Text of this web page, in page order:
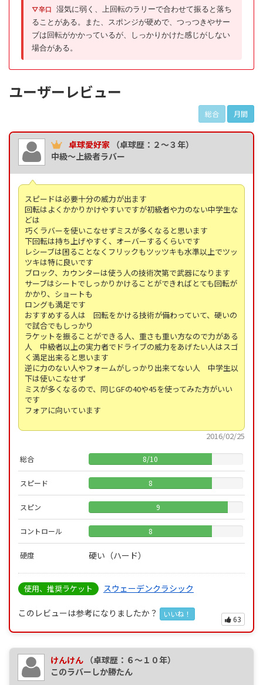
▽辛口
湿気に弱く、上回転のラリーで合わせて振ると落ち
ることがある。また、スポンジが硬めで、つっつきやサー
ブは回転がかかっているが、しっかりかけた感じがしない
場合がある。
ユーザーレビュー
総合 月間
卓球愛好家 （卓球歴：２～３年）
中級～上級者ラバー
スピードは必要十分の威力が出ます
回転はよくかかりかけやすいですが初級者や力のない中学生な
どは
巧くラバーを使いこなせずミスが多くなると思います
下回転は持ち上げやすく、オーバーするくらいです
レシーブは困ることなくフリックもツッツキも水準以上でツッ
ツキは特に良いです
ブロック、カウンターは使う人の技術次第で武器になります
サーブはシートでしっかりかけることができればとても回転が
かかり、ショートも
ロングも満足です
おすすめする人は 回転をかける技術が備わっていて、硬いの
で試合でもしっかり
ラケットを振ることができる人、重さも重い方なので力がある
人 中級者以上の実力者でドライブの威力をあげたい人はスゴ
く満足出来ると思います
逆に力のない人やフォームがしっかり出来てない人 中学生以
下は使いこなせず
ミスが多くなるので、同じGFの40や45を使ってみた方がいい
です
フォアに向いています
2016/02/25
総合 8/10
スピード 8
スピン 9
コントロール 8
硬度 硬い（ハード）
使用、推奨ラケット スウェーデンクラシック
このレビューは参考になりましたか？ いいね！
63
けんけん （卓球歴：６～１０年）
このラバーしか勝たん